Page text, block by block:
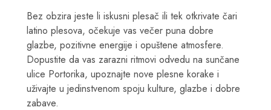
Bez obzira jeste li iskusni plesač ili tek otkrivate čari
latino plesova, očekuje vas večer puna dobre
glazbe, pozitivne energije i opuštene atmosfere.
Dopustite da vas zarazni ritmovi odvedu na sunčane
ulice Portorika, upoznajte nove plesne korake i
uživajte u jedinstvenom spoju kulture, glazbe i dobre
zabave.